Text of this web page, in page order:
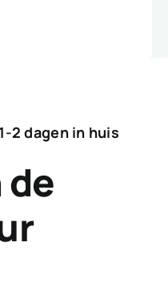
2 dagen in huis